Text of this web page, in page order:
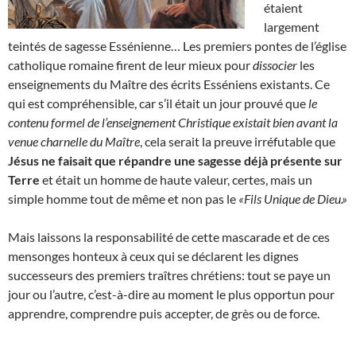
étaient
largement
teintés de sagesse Essénienne… Les premiers pontes de l’église
catholique romaine firent de leur mieux pourdissocier les
enseignements du Maître des écrits Esséniens existants. Ce
qui est compréhensible, car s’il était un jour prouvé que le
contenu formel de l’enseignement Christique existait bien avant la
venue charnelle du Maître , cela serait la preuve irréfutable que
Jésus ne faisait que répandre une sagesse déjà présente sur
Terre et était un homme de haute valeur, certes, mais un
simple homme tout de même et non pas le «Fils Unique de Dieu.»
Mais laissons la responsabilité de cette mascarade et de ces
mensonges honteux à ceux qui se déclarent les dignes
successeurs des premiers traîtres chrétiens: tout se paye un
jour ou l’autre, c’est-à-dire au moment le plus opportun pour
apprendre, comprendre puis accepter, de grès ou de force.